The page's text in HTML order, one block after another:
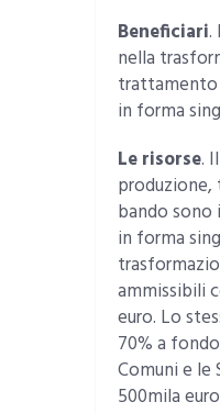
Beneficiari.
nella
trattamento
in forma
Le risorse.
bando
in forma
ammissibili
euro. Lo
70% a
Comuni e le
500mila